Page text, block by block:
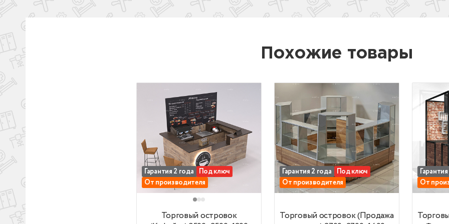
искусственного камня.
Габариты островка 3500*700. Можем изготовить
конструкцию любых размеров.
Похожие товары
Торговый островок (Кофейня) 3500x2500x1200
От производителя
Гарантия 2 года Под ключ
Торговый островок
От производителя
Гарантия 2 года Под ключ
Торговый островок (Продажа
От